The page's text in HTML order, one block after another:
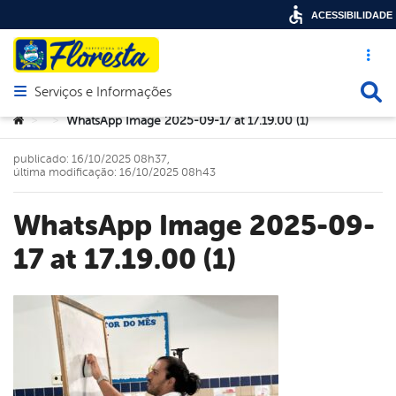
Acesso
Abrir menu principal de navegação
Serviços e Informações
Você está aqui:
> > WhatsApp Image 2025-09-17 at 17.19.00 (1)
WhatsApp Image 2025-09-
17 at 17.19.00 (1)
publicado: 16/10/2025 08h37,
última modificação: 16/10/2025 08h43
ACESSIBILIDADE